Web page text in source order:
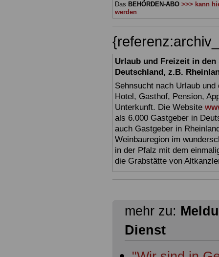
Das BEHÖRDEN-ABO >>> kann
werden
Urlaub und Freizeit in
Deutschland, z.B.
Sehnsucht nach Urlaub
Hotel, Gasthof, Pension,
Unterkunft. Die Website
als 6.000 Gastgeber in
auch Gastgeber in
Weinbauregion im
in der Pfalz mit dem
die Grabstätte von
mehr zu:
Dienst